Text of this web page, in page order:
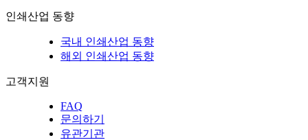
인쇄산업 동향
국내 인쇄산업 동향
해외 인쇄산업 동향
고객지원
FAQ
문의하기
유관기관